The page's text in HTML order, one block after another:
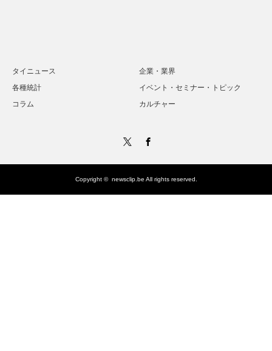
タイニュース
企業・業界
各種統計
イベント・セミナー・トピック
コラム
カルチャー
Copyright © newsclip.be All rights reserved.